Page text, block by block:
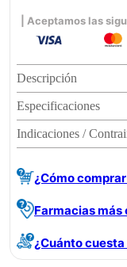
| Aceptamos las
Descripción
Especificaciones
Indicaciones /
¿Cómo
Farmacias más
¿Cuánto cuesta